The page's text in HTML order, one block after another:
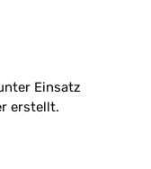
Einsatz
erstellt.